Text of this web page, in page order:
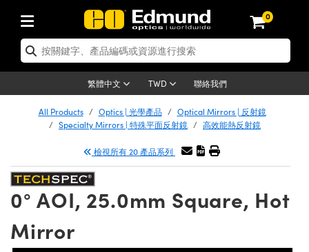
0
繁體中文 TWD 聯絡我們
| 光學產品
| 反射鏡
| 光學濾光片
Optics | 偏振光學元件
| 分光鏡
Optics | 雷射光學
| 雷射透鏡
| 雷射濾光片
| 超快光學
器
| 光機組件
System | 光學籠式系統
| 臺式系統
and Breadboards | 光學平臺和
| 電動平臺
| 顯微鏡
| Mitutoyo 物鏡
| Nikon 物鏡
| ZEISS 物鏡
Microscopes
| 雷射
and Electronics | 雷射量
| 雷射用光機模組
Lenses | 成像鏡頭
Lenses | 定焦鏡頭
| 遠心鏡頭
Magnification Lenses
| 顯微鏡物鏡
| 相機
Cameras | Gigabit乙太網相
Cameras | Teledyne Dalsa 相
Microscopy Cameras
and Illumination | 照明
Lighting | 機器視覺光源
Lighting |顯微鏡照明
| 雷射光源
| 其他光源
| 光源配件
Targets | 測試板
Targets | 解析度測試板
Targets | 畸變測試版
Level Test Targets | 色卡測試板
| USAF 測試版
and Detection | 測試與監測
| 光學度量
Solutions | 機器視覺方案
and Electronics | 雷射量
測器
大器
and Production | 實驗室和生產
| 清潔用品
Handling Tools | 零件夾持用品
| 光學膠
Products | Acktar 黑色吸光
用選購
| 光譜儀
Imaging
By Brand
Products | 新品專區
Lenses
| 清倉品
| 清倉光學產品
| 清倉顯微鏡
Lenses | 清倉成像鏡頭
Products | 重新認證產品
| 重新認證光學產品
| 重新認證光機組
| 重新認證雷射
| 重新認證顯微鏡
Lenses | 重新認證成像鏡
All Products Optics | 光學產品
Optical Mirrors | 反射鏡
Specialty Mirrors | 特殊平面反射鏡
高效能熱反射鏡
檢視所有 20 產品系列
0° AOI, 25.0mm Square, Hot
Mirror